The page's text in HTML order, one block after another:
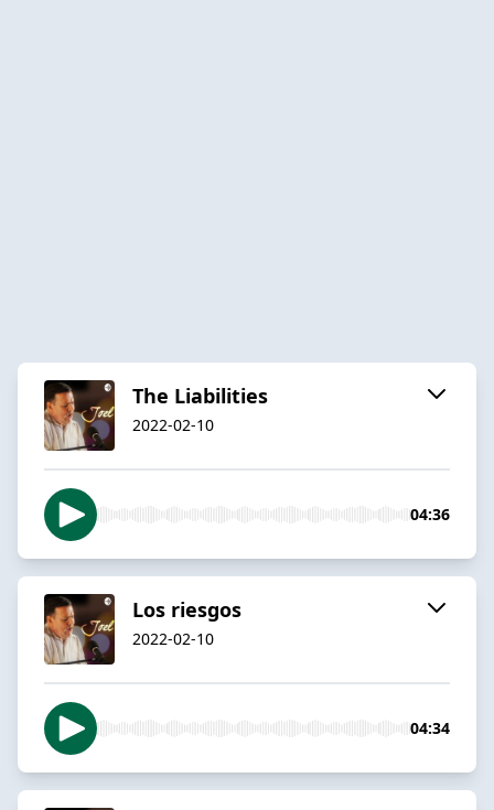
The Liabilities
2022-02-10
04:36
Los riesgos
2022-02-10
04:34